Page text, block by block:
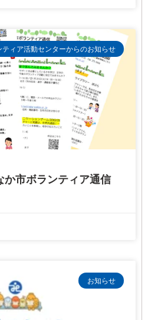
ティア活動センターからのお知らせ
か市ボランティア通信
お知らせ